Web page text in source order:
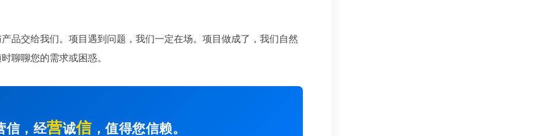
品交给我们。项目遇到问题，我们一定在场。项目做成了，我们自然
聊聊您的需求或困惑。
信，经营诚信，值得您信赖。